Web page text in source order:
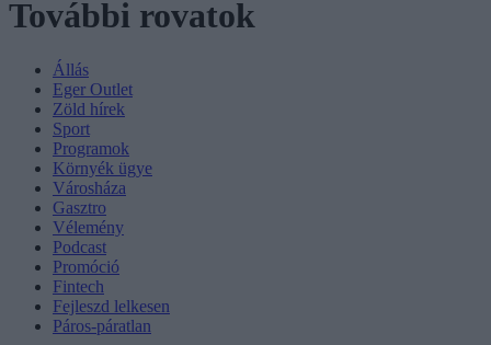
További rovatok
Állás
Eger Outlet
Zöld hírek
Sport
Programok
Környék ügye
Városháza
Gasztro
Vélemény
Podcast
Promóció
Fintech
Fejleszd lelkesen
Páros-páratlan